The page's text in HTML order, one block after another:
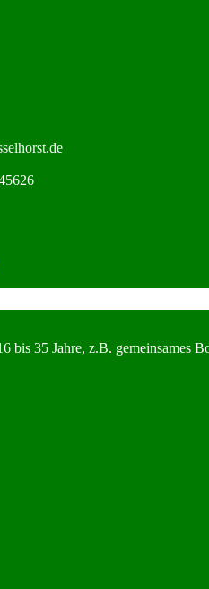
bis 35 Jahre, z.B. gemeinsames